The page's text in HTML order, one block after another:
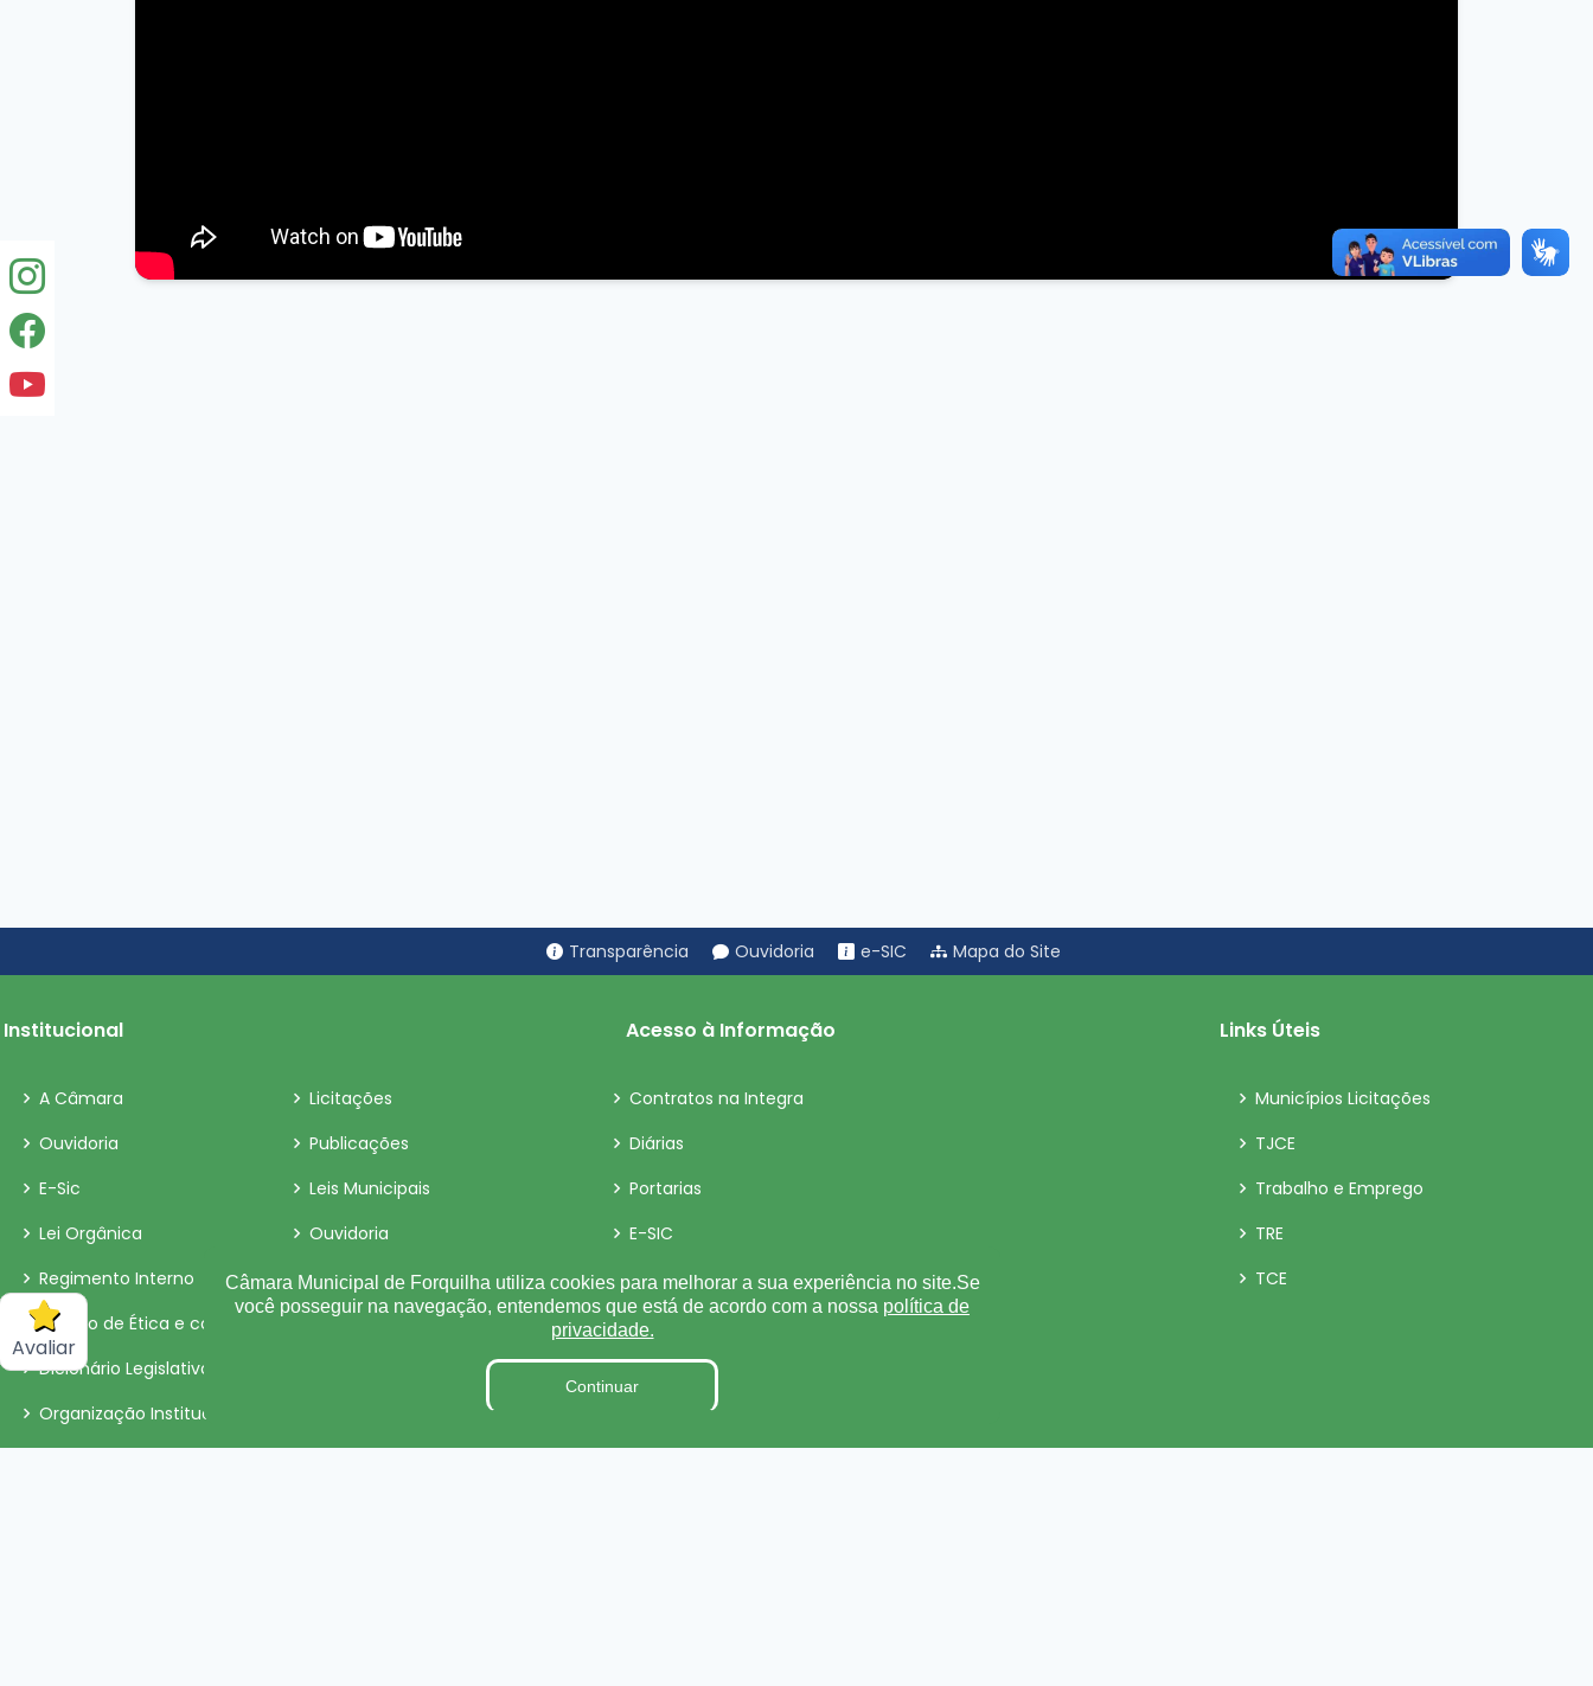
Avaliar
Transparência Ouvidoria e-SIC Mapa do Site
Institucional
A Câmara
Ouvidoria
E-Sic
Lei Orgânica
Regimento Interno
Código de Ética e conduta
Dicionário Legislativo
Organização Institucional
Acesso à Informação
Licitações
Contratos na Integra
Publicações
Diárias
Leis Municipais
Portarias
Ouvidoria
E-SIC
Matérias
Detalhamento de Pessoal
Contra-Cheque Online
Radar da Transparência
Estagiários
Perguntas e Respostas
Links Úteis
Municípios Licitações
TJCE
Trabalho e Emprego
TRE
TCE
Câmara Municipal de Forquilha utiliza cookies para melhorar a sua experiência no site.Se
você posseguir na navegação, entendemos que está de acordo com a nossa política de
privacidade.
Continuar